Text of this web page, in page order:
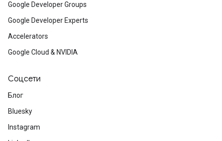
Google Developer Groups
Google Developer Experts
Accelerators
Google Cloud & NVIDIA
Соцсети
Блог
Bluesky
Instagram